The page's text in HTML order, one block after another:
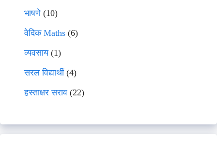
भाषणे(10)
वेदिक Maths (6)
व्यवसाय(1)
सरल विद्यार्थी(4)
हस्ताक्षर सराव (22)